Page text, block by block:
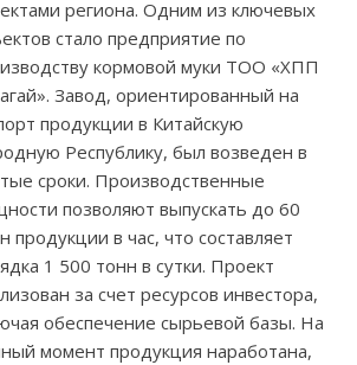
региона. Одним из ключевых
стало предприятие по
кормовой муки ТОО «ХПП
Завод, ориентированный на
продукции в Китайскую
Республику, был возведен в
сроки. Производственные
позволяют выпускать до 60
продукции в час, что составляет
1 500 тонн в сутки. Проект
за счет ресурсов инвестора,
обеспечение сырьевой базы. На
момент продукция наработана,